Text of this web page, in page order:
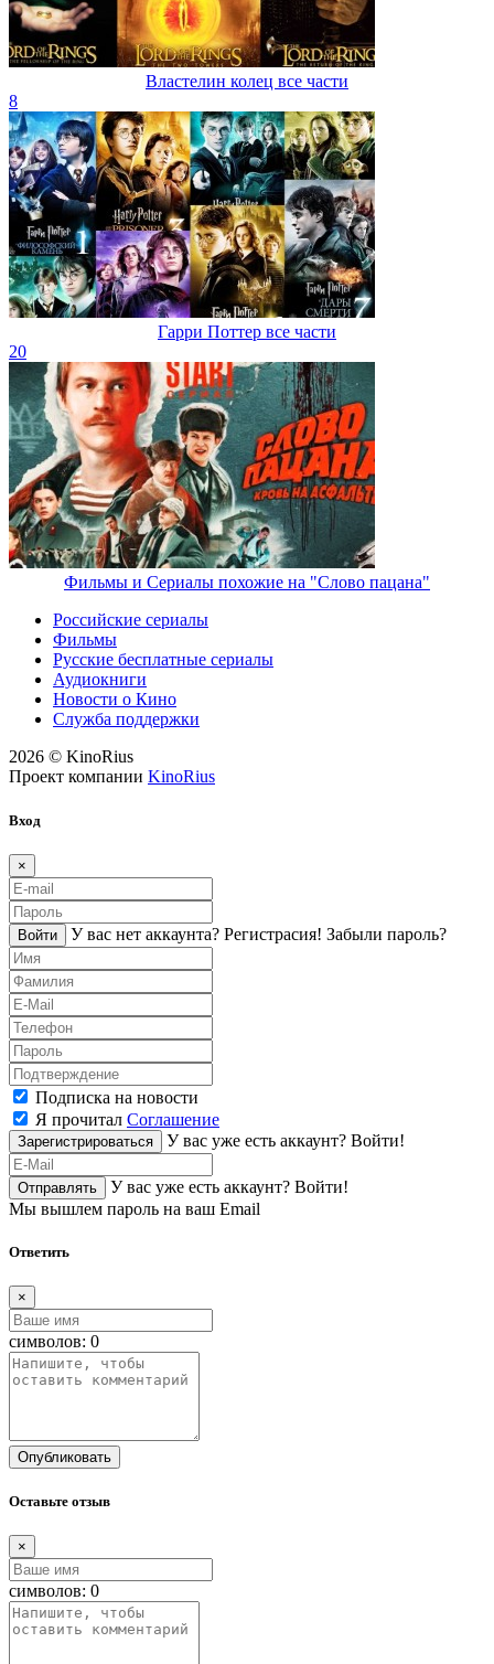
Властелин колец все части
8
Гарри Поттер все части
20
Фильмы и Сериалы похожие на "Слово пацана"
Российские сериалы
Фильмы
Русские бесплатные сериалы
Аудиокниги
Новости о Кино
Служба поддержки
2026 © KinoRius
Проект компании KinoRius
Вход
×
Войти У вас нет аккаунта? Регистраcия! Забыли пароль?
Подписка на новости
Я прочитал Соглашение
Зарегистрироваться У вас уже есть аккаунт? Войти!
Отправлять У вас уже есть аккаунт? Войти!
Мы вышлем пароль на ваш Email
Ответить
×
символов: 0
Опубликовать
Оставьте отзыв
×
символов: 0